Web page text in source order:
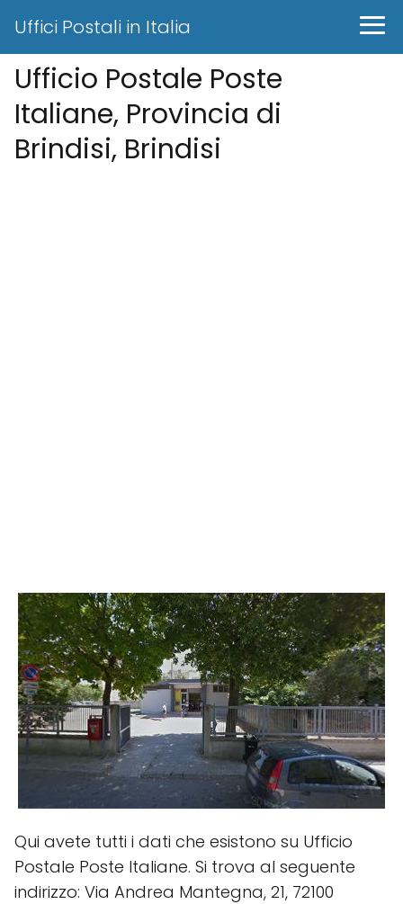
Uffici Postali in Italia
Ufficio Postale Poste
Italiane, Provincia di
Brindisi, Brindisi
Qui avete tutti i dati che esistono su Ufficio
Postale Poste Italiane. Si trova al seguente
indirizzo: Via Andrea Mantegna, 21, 72100